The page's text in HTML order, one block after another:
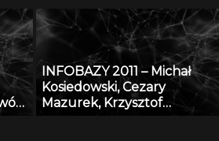
Maciej Kossakowski, Cong Le
– Bazy danych z zakresu
genomiki, biotechnologii i
jakości produktów
pochodzenia zwierzęcego
INFOBAZY 2011 – Michał
Kosiedowski, Cezary
Mazurek, Krzysztof